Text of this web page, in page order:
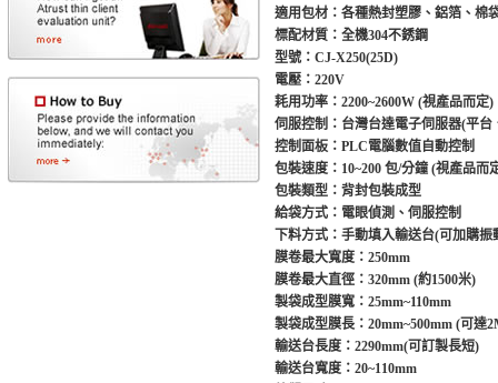
適用包材：各種熱封塑膠、鋁箔、棉
標配材質：全機304不銹鋼
型號：CJ-X250(25D)
電壓：220V
耗用功率：2200~2600W (視產品而定)
伺服控制： 台灣台達電子伺服器(平台
控制面板：PLC電腦數值自動控制
包裝速度：10~200 包/分鐘 (視產品而
包裝類型：背封包裝成型
給袋方式：電眼偵測、伺服控制
下料方式：手動填入輸送台(可加購振
膜卷最大寬度：250mm
膜卷最大直徑：320mm (約1500米)
製袋成型膜寬：25mm~110mm
製袋成型膜長：20mm~500mm (可達
輸送台長度：2290mm(可訂製長短)
輸送台寬度：20~110mm